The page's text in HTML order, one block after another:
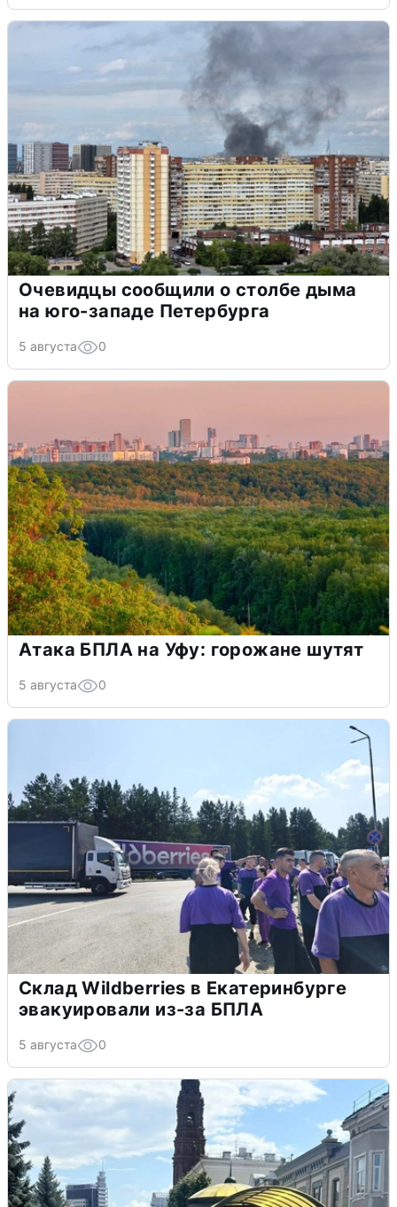
Очевидцы сообщили о столбе дыма
на юго-западе Петербурга
5 августа 0
Атака БПЛА на Уфу: горожане шутят
5 августа 0
Склад Wildberries в Екатеринбурге
эвакуировали из-за БПЛА
5 августа 0